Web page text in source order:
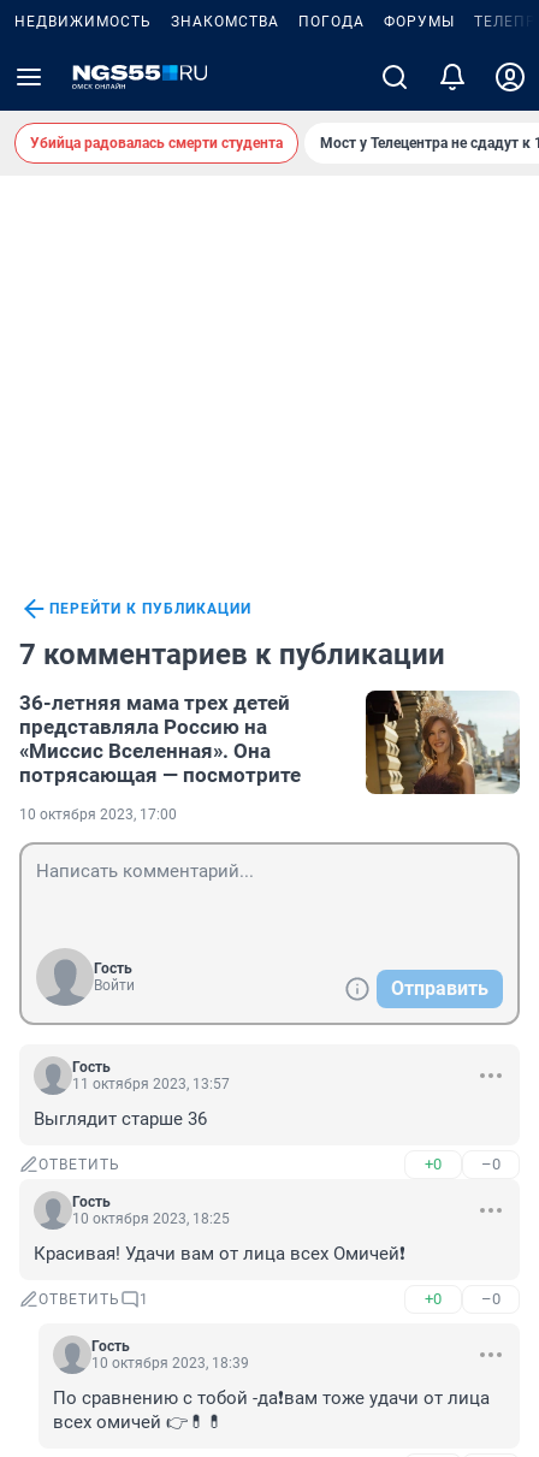
НЕДВИЖИМОСТЬ ЗНАКОМСТВА ПОГОДА ФОРУМЫ
Убийца радовалась смерти студента Мост у Телецентра не сдадут к
ПЕРЕЙТИ К ПУБЛИКАЦИИ
7 комментариев к публикации
36-летняя мама трех детей
представляла Россию на
«Миссис Вселенная». Она
потрясающая — посмотрите
10 октября 2023, 17:00
Гость
Войти
Отправить
Гость
11 октября 2023, 13:57
Выглядит старше 36
ОТВЕТИТЬ +0 –0
Гость
10 октября 2023, 18:25
Красивая! Удачи вам от лица всех Омичей❗️
ОТВЕТИТЬ 1 +0 –0
Гость
10 октября 2023, 18:39
По сравнению с тобой -да❗вам тоже удачи от лица
всех омичей 👉💊💊